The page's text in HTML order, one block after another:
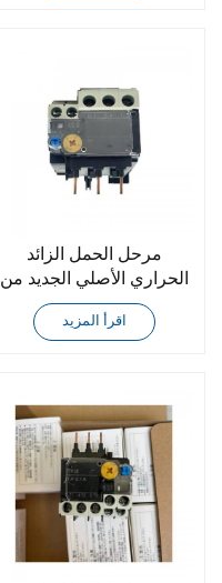
مرحل الحمل الزائد
الحراري الأصلي الجديد من
فوجي TK12B-009
TK12B-007
اقرأ المزيد